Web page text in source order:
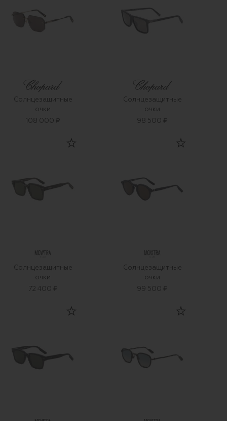
Солнцезащитные
очки
108 000 ₽
Солнцезащитные
очки
98 500 ₽
Солнцезащитные
очки
72 400 ₽
Солнцезащитные
очки
99 500 ₽